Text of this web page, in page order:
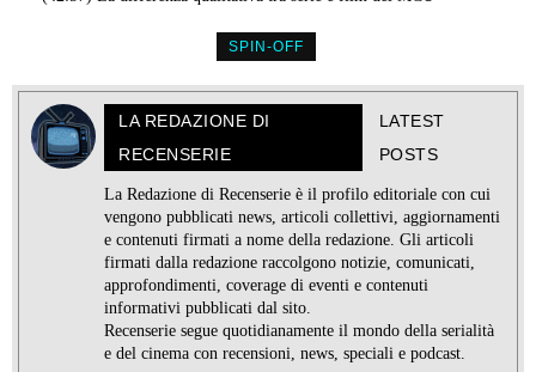
SPIN-OFF
LA REDAZIONE DI
RECENSERIE
LATEST
POSTS
La Redazione di Recenserie è il profilo editoriale con cui
vengono pubblicati news, articoli collettivi, aggiornamenti
e contenuti firmati a nome della redazione. Gli articoli
firmati dalla redazione raccolgono notizie, comunicati,
approfondimenti, coverage di eventi e contenuti
informativi pubblicati dal sito.
Recenserie segue quotidianamente il mondo della serialità
e del cinema con recensioni, news, speciali e podcast.